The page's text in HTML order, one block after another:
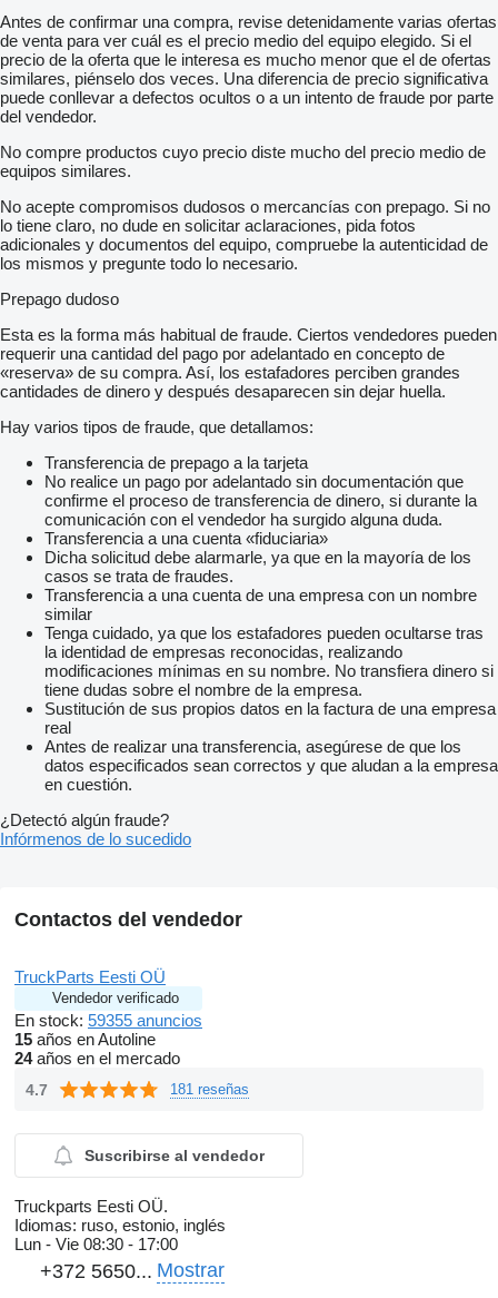
Antes de confirmar una compra, revise detenidamente varias ofertas
de venta para ver cuál es el precio medio del equipo elegido. Si el
precio de la oferta que le interesa es mucho menor que el de ofertas
similares, piénselo dos veces. Una diferencia de precio significativa
puede conllevar a defectos ocultos o a un intento de fraude por parte
del vendedor.
No compre productos cuyo precio diste mucho del precio medio de
equipos similares.
No acepte compromisos dudosos o mercancías con prepago. Si no
lo tiene claro, no dude en solicitar aclaraciones, pida fotos
adicionales y documentos del equipo, compruebe la autenticidad de
los mismos y pregunte todo lo necesario.
Prepago dudoso
Esta es la forma más habitual de fraude. Ciertos vendedores pueden
requerir una cantidad del pago por adelantado en concepto de
«reserva» de su compra. Así, los estafadores perciben grandes
cantidades de dinero y después desaparecen sin dejar huella.
Hay varios tipos de fraude, que detallamos:
Transferencia de prepago a la tarjeta
No realice un pago por adelantado sin documentación que
confirme el proceso de transferencia de dinero, si durante la
comunicación con el vendedor ha surgido alguna duda.
Transferencia a una cuenta «fiduciaria»
Dicha solicitud debe alarmarle, ya que en la mayoría de los
casos se trata de fraudes.
Transferencia a una cuenta de una empresa con un nombre
similar
Tenga cuidado, ya que los estafadores pueden ocultarse tras
la identidad de empresas reconocidas, realizando
modificaciones mínimas en su nombre. No transfiera dinero si
tiene dudas sobre el nombre de la empresa.
Sustitución de sus propios datos en la factura de una empresa
real
Antes de realizar una transferencia, asegúrese de que los
datos especificados sean correctos y que aludan a la empresa
en cuestión.
¿Detectó algún fraude?
Infórmenos de lo sucedido
Contactos del vendedor
TruckParts Eesti OÜ
Vendedor verificado
En stock: 59355 anuncios
15 años en Autoline
24años en el mercado
4.7 181 reseñas
Suscribirse al vendedor
Truckparts Eesti OÜ.
Idiomas: ruso, estonio, inglés
Lun - Vie 08:30 - 17:00
+372 5650... Mostrar